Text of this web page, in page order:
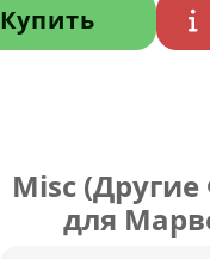
Купить
Misc
для